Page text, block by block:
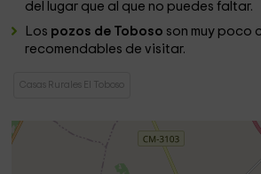
del lugar que al que no puedes faltar.
Los pozos de Toboso son muy poco
recomendables de visitar.
Casas Rurales El Toboso